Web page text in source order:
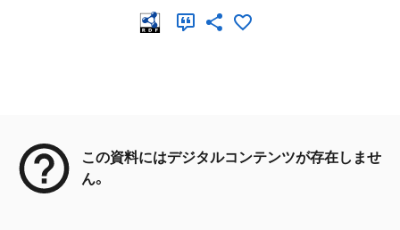
この資料にはデジタルコンテンツが存在しませ
ん。